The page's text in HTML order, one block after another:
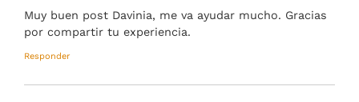
Muy buen post Davinia, me va ayudar mucho. Gracias
por compartir tu experiencia.
Responder